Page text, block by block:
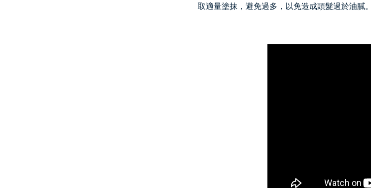
取適量塗抹，避免過多，以免造成頭髮過於油膩。